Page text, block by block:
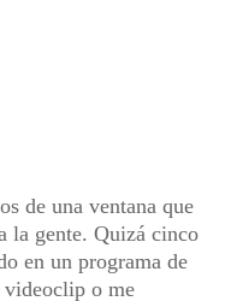
de una ventana que
la gente. Quizá cinco
en un programa de
videoclip o me